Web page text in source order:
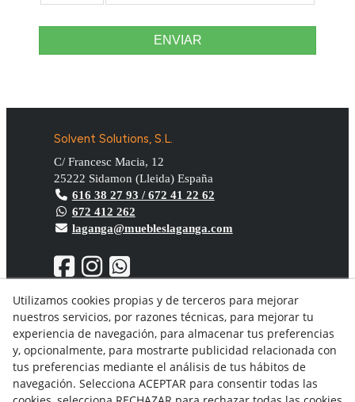
ENVIAR
Solvent Solutions, S.L.
C/ Francesc Macia, 12
25222 Sidamon (Lleida) España
616 38 27 93 / 672 41 22 62
672 412 262
laganga@muebleslaganga.com
Aviso Legal
Política de privacidad
Política Cookies
Condiciones generales de compra
Derecho de desistimiento
Utilizamos cookies propias y de terceros para mejorar
nuestros servicios, por razones técnicas, para mejorar tu
experiencia de navegación, para almacenar tus preferencias
y, opcionalmente, para mostrarte publicidad relacionada con
tus preferencias mediante el análisis de tus hábitos de
navegación. Selecciona ACEPTAR para consentir todas las